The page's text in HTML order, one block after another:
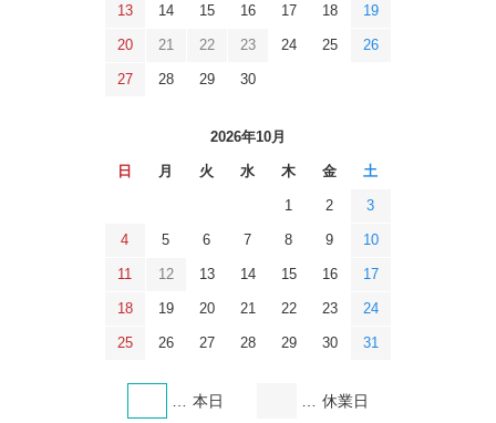
13 14 15 16 17 18 19
20 21 22 23 24 25 26
27 28 29 30
2026年10月
日 月 火 水 木 金 土
1 2 3
4 5 6 7 8 9 10
11 12 13 14 15 16 17
18 19 20 21 22 23 24
25 26 27 28 29 30 31
本日 休業日